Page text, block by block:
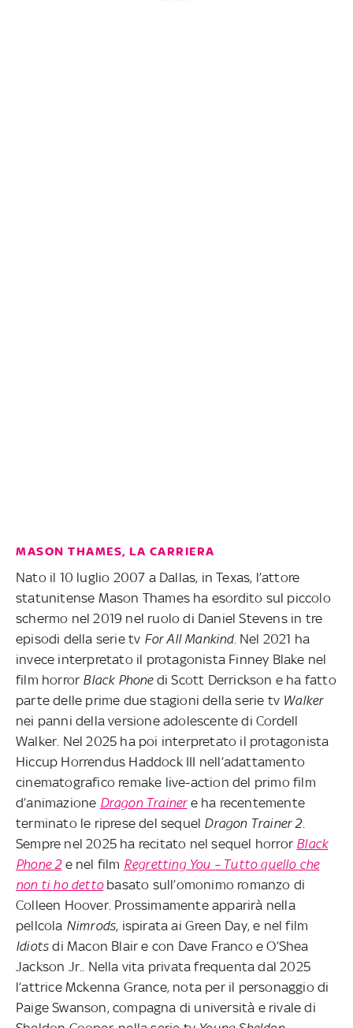
MASON THAMES, LA CARRIERA
Nato il 10 luglio 2007 a Dallas, in Texas, l’attore
statunitense Mason Thames ha esordito sul piccolo
schermo nel 2019 nel ruolo di Daniel Stevens in tre
episodi della serie tv For All Mankind. Nel 2021 ha
invece interpretato il protagonista Finney Blake nel
film horror Black Phonedi Scott Derrickson e ha fatto
parte delle prime due stagioni della serie tv Walker
nei panni della versione adolescente di Cordell
Walker. Nel 2025 ha poi interpretato il protagonista
Hiccup Horrendus Haddock III nell’adattamento
cinematografico remake live-action del primo film
d’animazione Dragon Trainere ha recentemente
terminato le riprese del sequel Dragon Trainer 2.
Sempre nel 2025 ha recitato nel sequel horror Black
Phone 2e nel film Regretting You – Tutto quello che
non ti ho dettobasato sull’omonimo romanzo di
Colleen Hoover. Prossimamente apparirà nella
pellcola Nimrods, ispirata ai Green Day, e nel film
Idiots di Macon Blair e con Dave Franco e O’Shea
Jackson Jr.. Nella vita privata frequenta dal 2025
l’attrice Mckenna Grance, nota per il personaggio di
Paige Swanson, compagna di università e rivale di